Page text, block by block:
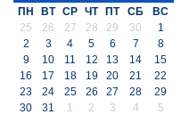
ПН ВТ СР ЧТ ПТ СБ
ВС
25
26 27 28 29 30
1
2
3 4 5 6 7
8
9
10 11 12 13 14
15
16
17 18 19 20 21
22
23
24 25 26 27 28
29
30
31 1 2 3 4 5